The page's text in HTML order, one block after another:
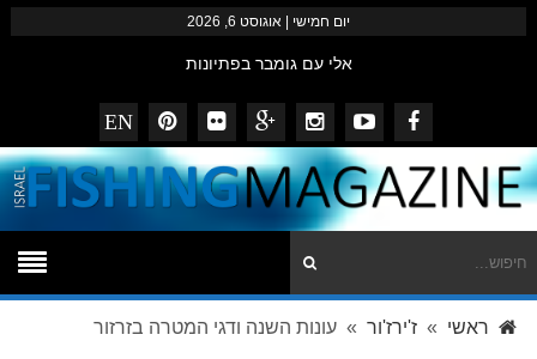
יום חמישי | אוגוסט 6, 2026
אלי עם גומבר בפתיונות
שלמה מצוות המזרזרים הצפוני בסיפתח למקל החדש
דייגי המגזין – נובמבר 2014
striped bass עם פופרים ופנסילים
ביבי נצפה מזרזר באילת
EN
ראשי »ז'ירז'ור » עונות השנה ודגי המטרה בזרזור